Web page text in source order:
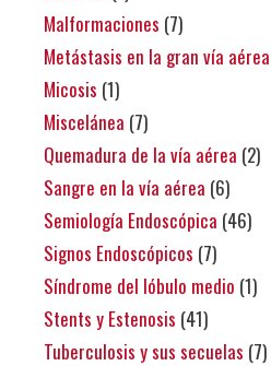
Malformaciones (7)
Metástasis en la gran vía aérea
Micosis (1)
Miscelánea (7)
Quemadura de la vía aérea (2)
Sangre en la vía aérea (6)
Semiología Endoscópica (46)
Signos Endoscópicos (7)
Síndrome del lóbulo medio (1)
Stents y Estenosis (41)
Tuberculosis y sus secuelas (7)